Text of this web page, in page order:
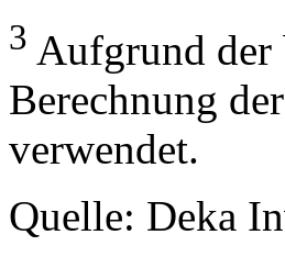
3 Aufgrund der
Berechnung
verwendet.
Quelle: Deka